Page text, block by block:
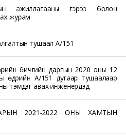
ажиллагааны гэрээ болон
журам
тушаал А/151
бичгийн даргын 2020 оны 12
өдрийн А/151 дугаар тушаалаар
тэмдэг авах инженерүүдэд
2021-2022 ОНЫ ХАМТЫН